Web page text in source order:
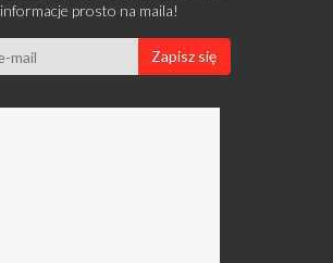
informacje prosto na maila!
Zapisz się